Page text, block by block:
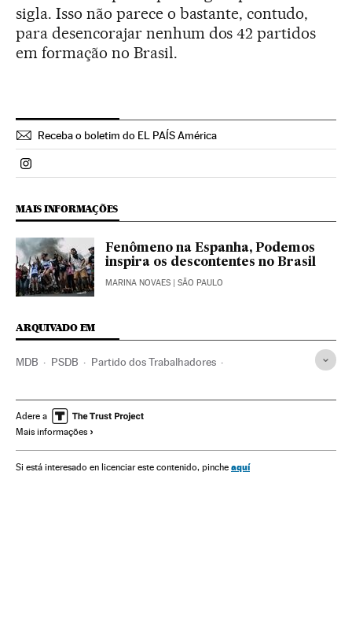
sigla. Isso não parece o bastante, contudo,
para desencorajar nenhum dos 42 partidos
em formação no Brasil.
Receba o boletim do EL PAÍS América
Politica El País Brasil en Instagram
MAIS INFORMAÇÕES
Fenômeno na Espanha, Podemos
inspira os descontentes no Brasil
MARINA NOVAES | SÃO PAULO
ARQUIVADO EM
MDB PSDB Partido dos Trabalhadores
América Latina Parlamento
Política
Adere a
Mais informações
Si está interesado en licenciar este contenido, pinche aquí